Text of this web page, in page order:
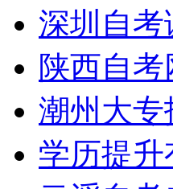
深圳自考
陕西自
潮州大专
学历提升